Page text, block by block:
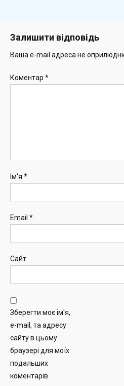
Залишити відповідь
Ваша e-mail адреса не
Коментар *
Ім'я *
Email *
Сайт
Зберегти моє ім'я,
e-mail, та адресу
сайту в цьому
браузері для моїх
подальших
коментарів.